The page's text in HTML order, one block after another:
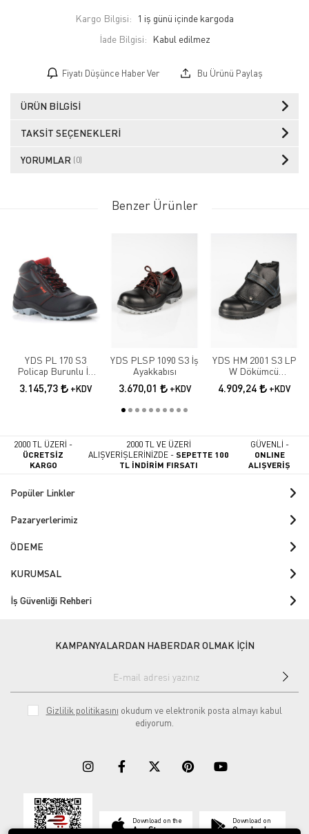
Kargo Bilgisi:
1 iş günü içinde kargoda
İade Bilgisi:
Fiyatı Düşünce Haber Ver Bu Ürünü Paylaş
ÜRÜN BILGISI
TAKSIT SEÇENEKLERI
YORUMLAR (0)
Benzer Ürünler
YDS PL 170 S3
Policap Burunlu İş
Botu
3.145,73 +KDV
YDS PLSP 1090 S3 İş
Ayakkabısı
3.670,01 +KDV
YDS HM 2001 S3 LP
W Dökümcü
Ayakkabısı
4.909,24 +KDV
2000 TL ÜZERİ -
ÜCRETSİZ
KARGO
2000 TL VE ÜZERİ
ALIŞVERİŞLERİNİZDE -SEPETTE 100
TL İNDİRİM FIRSATI
GÜVENLİ -
ONLINE
ALIŞVERİŞ
Popüler Linkler
Pazaryerlerimiz
ÖDEME
KURUMSAL
İş Güvenliği Rehberi
KAMPANYALARDAN HABERDAR OLMAK İÇİN
Gizlilik politikasını okudum ve elektronik posta almayı kabul
ediyorum.
Download on the
App Store
Download on
Google play